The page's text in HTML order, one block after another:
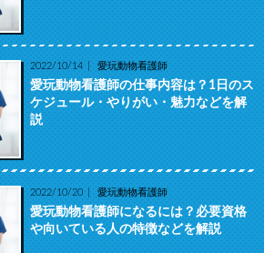
2022/10/14 愛玩動物看護師
愛玩動物看護師の仕事内容は？1日のス
ケジュール・やりがい・魅力などを解
説
2022/10/20 愛玩動物看護師
愛玩動物看護師になるには？必要資格
や向いている人の特徴などを解説